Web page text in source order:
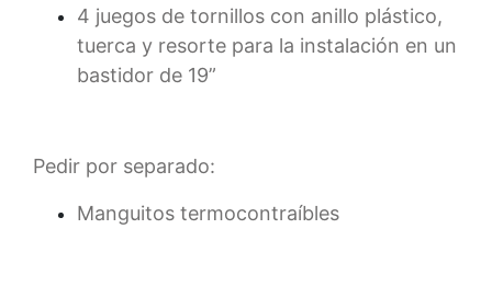
4 juegos de tornillos con anillo plástico,
tuerca y resorte para la instalación en un
bastidor de 19”
Pedir por separado:
Manguitos termocontraíbles